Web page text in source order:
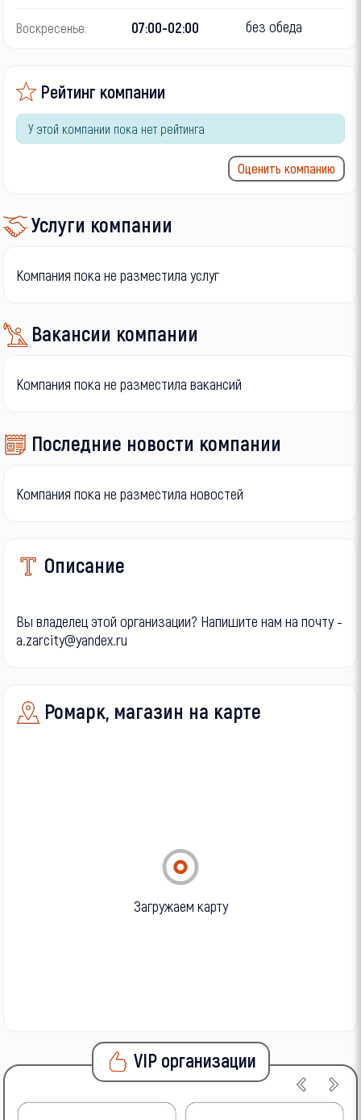
Воскресенье: 07:00-02:00 без обеда
Рейтинг компании
У этой компании пока нет рейтинга
Оценить компанию
Услуги компании
Компания пока не разместила услуг
Вакансии компании
Компания пока не разместила вакансий
Последние новости компании
Компания пока не разместила новостей
Описание
Вы владелец этой организации? Напишите нам на почту -
a.zarcity@yandex.ru
Ромарк, магазин на карте
Загружаем карту
VIP организации